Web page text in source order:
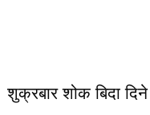
शुक्रबार शोक बिदा दिने